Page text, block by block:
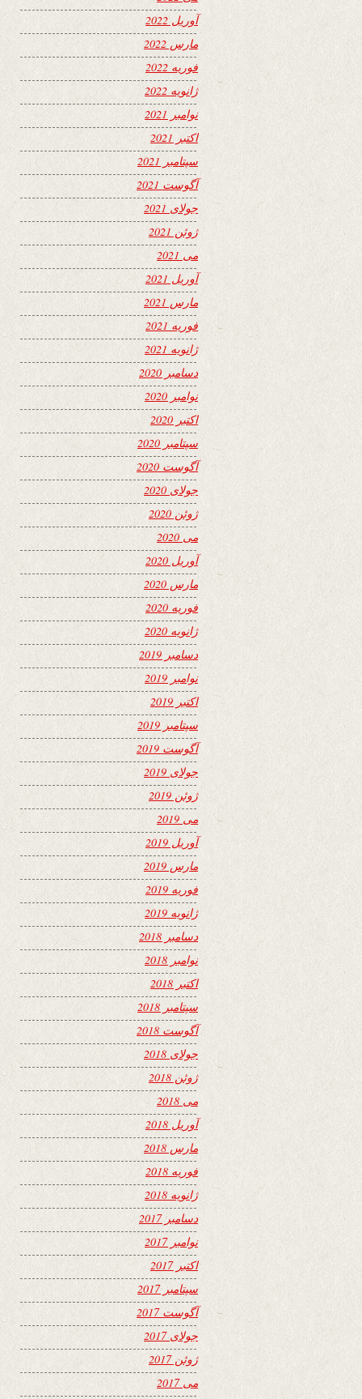
آوریل 2022
مارس 2022
فوریه 2022
ژانویه 2022
نوامبر 2021
اکتبر 2021
سپتامبر 2021
آگوست 2021
جولای 2021
ژوئن 2021
می 2021
آوریل 2021
مارس 2021
فوریه 2021
ژانویه 2021
دسامبر 2020
نوامبر 2020
اکتبر 2020
سپتامبر 2020
آگوست 2020
جولای 2020
ژوئن 2020
می 2020
آوریل 2020
مارس 2020
فوریه 2020
ژانویه 2020
دسامبر 2019
نوامبر 2019
اکتبر 2019
سپتامبر 2019
آگوست 2019
جولای 2019
ژوئن 2019
می 2019
آوریل 2019
مارس 2019
فوریه 2019
ژانویه 2019
دسامبر 2018
نوامبر 2018
اکتبر 2018
سپتامبر 2018
آگوست 2018
جولای 2018
ژوئن 2018
می 2018
آوریل 2018
مارس 2018
فوریه 2018
ژانویه 2018
دسامبر 2017
نوامبر 2017
اکتبر 2017
سپتامبر 2017
آگوست 2017
جولای 2017
ژوئن 2017
می 2017